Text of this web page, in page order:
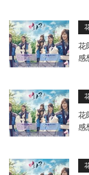
花
感
花
感